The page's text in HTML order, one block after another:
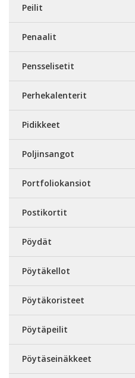
Peilit
Penaalit
Pensselisetit
Perhekalenterit
Pidikkeet
Poljinsangot
Portfoliokansiot
Postikortit
Pöydät
Pöytäkellot
Pöytäkoristeet
Pöytäpeilit
Pöytäseinäkkeet